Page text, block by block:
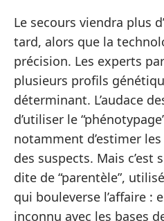
Le secours viendra plus
tard, alors que la
précision. Les experts
plusieurs profils
déterminant. L’audace
d’utiliser le
notamment d’estimer
des suspects. Mais
dite de “parentèle”,
qui bouleverse l’affaire :
inconnu avec les bases